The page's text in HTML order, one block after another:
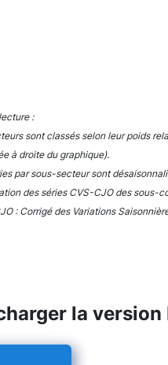
:
sont classés selon leur poids
à droite du graphique).
par sous-secteur sont
des séries CVS-CJO des sous-
: Corrigé des Variations
la version